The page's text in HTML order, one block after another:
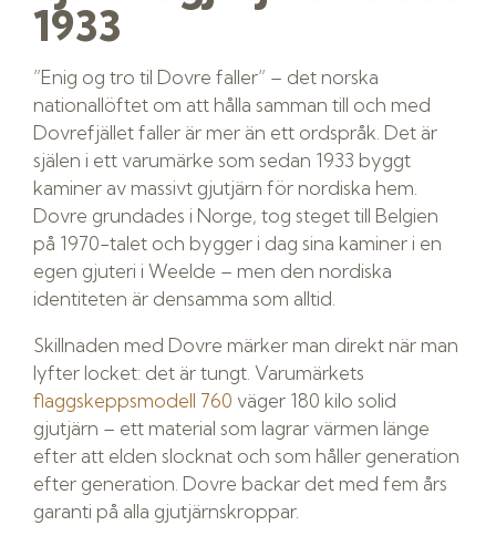
1933
”Enig og tro til Dovre faller” – det norska
nationallöftet om att hålla samman till och med
Dovrefjället faller är mer än ett ordspråk. Det är
själen i ett varumärke som sedan 1933 byggt
kaminer av massivt gjutjärn för nordiska hem.
Dovre grundades i Norge, tog steget till Belgien
på 1970-talet och bygger i dag sina kaminer i en
egen gjuteri i Weelde – men den nordiska
identiteten är densamma som alltid.
Skillnaden med Dovre märker man direkt när man
lyfter locket: det är tungt. Varumärkets
flaggskeppsmodell 760 väger 180 kilo solid
gjutjärn – ett material som lagrar värmen länge
efter att elden slocknat och som håller generation
efter generation. Dovre backar det med fem års
garanti på alla gjutjärnskroppar.